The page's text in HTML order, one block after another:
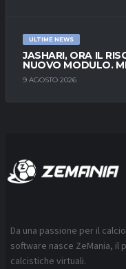
ULTIME NEWS
JASHARI, ORA IL
NUOVO MODULO.
9 AGOSTO 2026
Da una passione per il
software nasce ZeMania, il
calcistiche virtuali.